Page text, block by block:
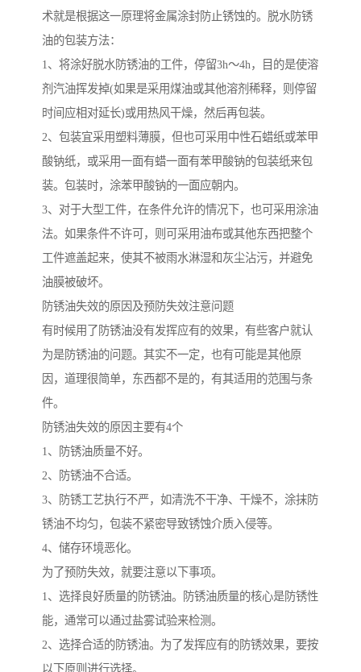
术就是根据这一原理将金属涂封防止锈蚀的。脱水防锈
油的包装方法：
1、将涂好脱水防锈油的工件，停留3h～4h，目的是使溶
剂汽油挥发掉(如果是采用煤油或其他溶剂稀释，则停留
时间应相对延长)或用热风干燥，然后再包装。
2、包装宜采用塑料薄膜，但也可采用中性石蜡纸或苯甲
酸钠纸，或采用一面有蜡一面有苯甲酸钠的包装纸来包
装。包装时，涂苯甲酸钠的一面应朝内。
3、对于大型工件，在条件允许的情况下，也可采用涂油
法。如果条件不许可，则可采用油布或其他东西把整个
工件遮盖起来，使其不被雨水淋湿和灰尘沾污，并避免
油膜被破坏。
防锈油失效的原因及预防失效注意问题
有时候用了防锈油没有发挥应有的效果，有些客户就认
为是防锈油的问题。其实不一定，也有可能是其他原
因，道理很简单，东西都不是的，有其适用的范围与条
件。
防锈油失效的原因主要有4个
1、防锈油质量不好。
2、防锈油不合适。
3、防锈工艺执行不严，如清洗不干净、干燥不，涂抹防
锈油不均匀，包装不紧密导致锈蚀介质入侵等。
4、储存环境恶化。
为了预防失效，就要注意以下事项。
1、选择良好质量的防锈油。防锈油质量的核心是防锈性
能，通常可以通过盐雾试验来检测。
2、选择合适的防锈油。为了发挥应有的防锈效果，要按
以下原则进行选择。